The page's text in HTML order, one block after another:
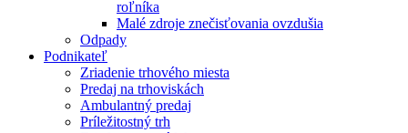
roľníka
Malé zdroje znečisťovania ovzdušia
Odpady
Podnikateľ
Zriadenie trhového miesta
Predaj na trhoviskách
Ambulantný predaj
Príležitostný trh